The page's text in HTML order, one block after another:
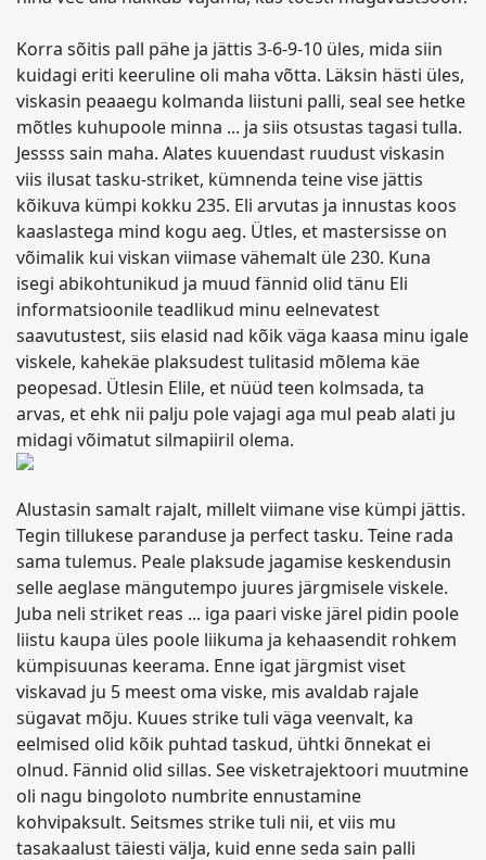
Korra sõitis pall pähe ja jättis 3-6-9-10 üles, mida siin
kuidagi eriti keeruline oli maha võtta. Läksin hästi üles,
viskasin peaaegu kolmanda liistuni palli, seal see hetke
mõtles kuhupoole minna ... ja siis otsustas tagasi tulla.
Jessss sain maha. Alates kuuendast ruudust viskasin
viis ilusat tasku-striket, kümnenda teine vise jättis
kõikuva kümpi kokku 235. Eli arvutas ja innustas koos
kaaslastega mind kogu aeg. Ütles, et mastersisse on
võimalik kui viskan viimase vähemalt üle 230. Kuna
isegi abikohtunikud ja muud fännid olid tänu Eli
informatsioonile teadlikud minu eelnevatest
saavutustest, siis elasid nad kõik väga kaasa minu igale
viskele, kahekäe plaksudest tulitasid mõlema käe
peopesad. Ütlesin Elile, et nüüd teen kolmsada, ta
arvas, et ehk nii palju pole vajagi aga mul peab alati ju
midagi võimatut silmapiiril olema.
Alustasin samalt rajalt, millelt viimane vise kümpi jättis.
Tegin tillukese paranduse ja perfect tasku. Teine rada
sama tulemus. Peale plaksude jagamise keskendusin
selle aeglase mängutempo juures järgmisele viskele.
Juba neli striket reas ... iga paari viske järel pidin poole
liistu kaupa üles poole liikuma ja kehaasendit rohkem
kümpisuunas keerama. Enne igat järgmist viset
viskavad ju 5 meest oma viske, mis avaldab rajale
sügavat mõju. Kuues strike tuli väga veenvalt, ka
eelmised olid kõik puhtad taskud, ühtki õnnekat ei
olnud. Fännid olid sillas. See visketrajektoori muutmine
oli nagu bingoloto numbrite ennustamine
kohvipaksult. Seitsmes strike tuli nii, et viis mu
tasakaalust täiesti välja, kuid enne seda sain palli